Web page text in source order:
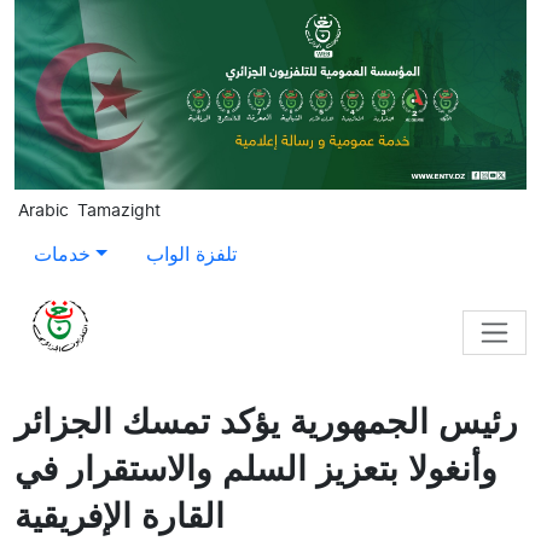
Skip to main content
Arabic Tamazight
خدمات تلفزة الواب
رئيس الجمهورية يؤكد تمسك الجزائر
وأنغولا بتعزيز السلم والاستقرار في
القارة الإفريقية